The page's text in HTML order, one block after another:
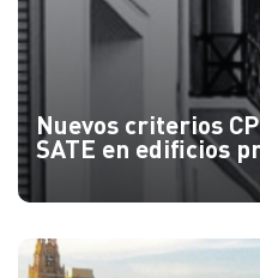
Nuevos criterios
SATE en edificios